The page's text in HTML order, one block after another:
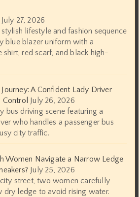
July 27, 2026
lifestyle and fashion sequence
blue blazer uniform with a
shirt, red scarf, and black high-
A Confident Lady Driver
July 26, 2026
bus driving scene featuring a
who handles a passenger bus
city traffic.
Women Navigate a Narrow Ledge
July 25, 2026
street, two women carefully
dry ledge to avoid rising water.